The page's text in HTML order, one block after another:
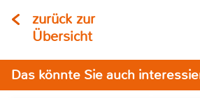
zurück zur
Übersicht
Das könnte Sie auch